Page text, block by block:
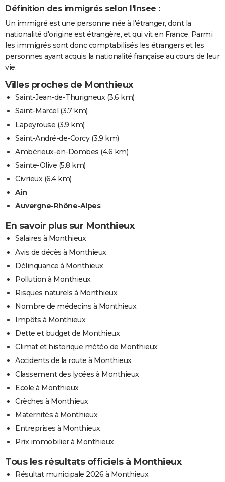
Définition des immigrés selon l'Insee :
Un immigré est une personne née à l'étranger, dont la
nationalité d'origine est étrangère, et qui vit en France. Parmi
les immigrés sont donc comptabilisés les étrangers et les
personnes ayant acquis la nationalité française au cours de leur
vie.
Villes proches de Monthieux
Saint-Jean-de-Thurigneux(3.6 km)
Saint-Marcel (3.7 km)
Lapeyrouse (3.9 km)
Saint-André-de-Corcy(3.9 km)
Ambérieux-en-Dombes (4.6 km)
Sainte-Olive (5.8 km)
Civrieux(6.4 km)
Ain
Auvergne-Rhône-Alpes
En savoir plus sur Monthieux
Salaires à Monthieux
Avis de décès à Monthieux
Délinquance à Monthieux
Pollution à Monthieux
Risques naturels à Monthieux
Nombre de médecins à Monthieux
Impôts à Monthieux
Dette et budget de Monthieux
Climat et historique météo de Monthieux
Accidents de la route à Monthieux
Classement des lycées à Monthieux
Ecole à Monthieux
Crèches à Monthieux
Maternités à Monthieux
Entreprises à Monthieux
Prix immobilier à Monthieux
Tous les résultats officiels à Monthieux
Résultat municipale 2026 à Monthieux